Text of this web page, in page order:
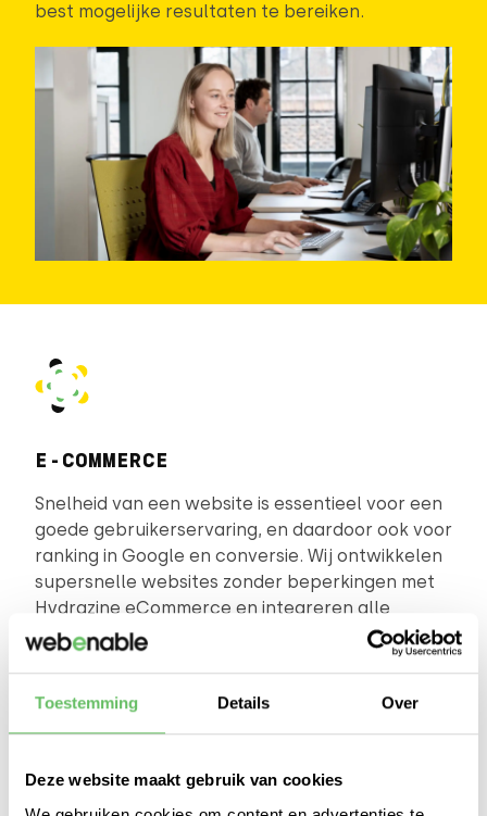
Toestemming Details Over
Deze website maakt gebruik van cookies
best mogelijke resultaten te bereiken.
E-COMMERCE
Snelheid van een website is essentieel voor een
goede gebruikerservaring, en daardoor ook voor
ranking in Google en conversie. Wij ontwikkelen
supersnelle websites zonder beperkingen met
Hydrazine eCommerce en integreren alle
mogelijke externe systemen zodat niets jouw
online groei in de weg staat. Geïnteresseerd?
informatie.
IK WIL MEER OMZET EN GROEI >